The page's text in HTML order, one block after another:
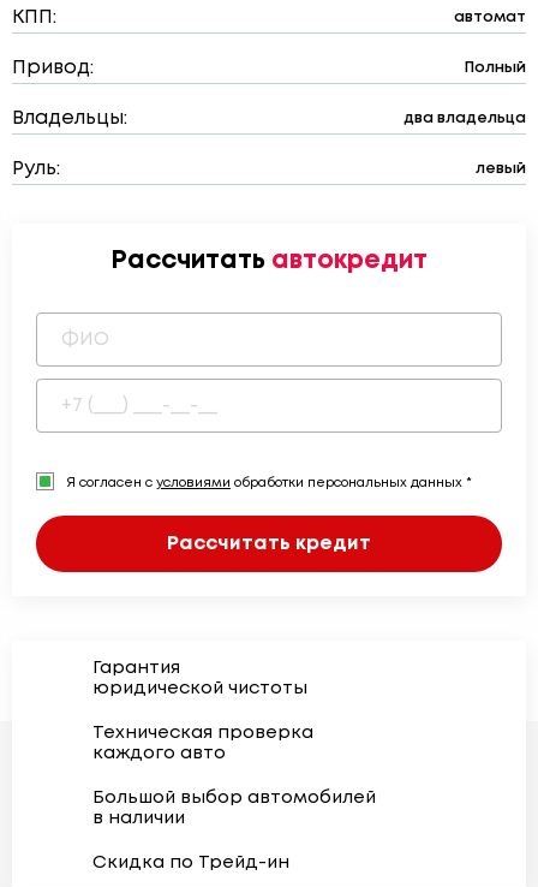
КПП: автомат
Привод: Полный
Владельцы: два владельца
Руль: левый
Рассчитать автокредит
Я согласен с условиями обработки персональных данных *
Рассчитать кредит
Гарантия
юридической чистоты
Техническая проверка
каждого авто
Большой выбор автомобилей
в наличии
Скидка по Трейд-ин